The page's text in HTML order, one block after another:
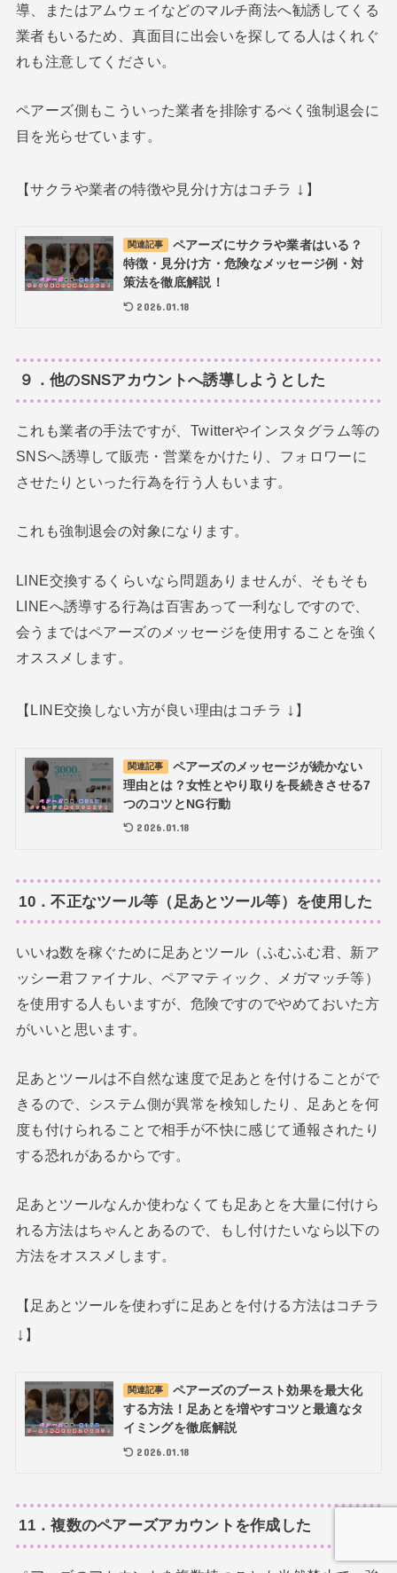
導、またはアムウェイなどのマルチ商法へ勧誘してくる
業者もいるため、真面目に出会いを探してる人はくれぐ
れも注意してください。
ペアーズ側もこういった業者を排除するべく強制退会に
目を光らせています。
【サクラや業者の特徴や見分け方はコチラ ↓ 】
関連記事
ペアーズにサクラや業者はいる？
特徴・見分け方・危険なメッセージ例・対
策法を徹底解説！
2026.01.18
９．他のSNSアカウントへ誘導しようとした
これも業者の手法ですが、Twitterやインスタグラム等の
SNSへ誘導して販売・営業をかけたり、フォロワーに
させたりといった行為を行う人もいます。
これも強制退会の対象になります。
LINE交換するくらいなら問題ありませんが、そもそも
LINEへ誘導する行為は百害あって一利なしですので、
会うまではペアーズのメッセージを使用することを強く
オススメします。
【LINE交換しない方が良い理由はコチラ ↓ 】
関連記事
ペアーズのメッセージが続かない
理由とは？女性とやり取りを長続きさせる7
つのコツとNG行動
2026.01.18
10．不正なツール等（足あとツール等）を使用した
いいね数を稼ぐために足あとツール（ふむふむ君、新ア
ッシー君ファイナル、ペアマティック、メガマッチ等）
を使用する人もいますが、危険ですのでやめておいた方
がいいと思います。
足あとツールは不自然な速度で足あとを付けることがで
きるので、システム側が異常を検知したり、足あとを何
度も付けられることで相手が不快に感じて通報されたり
する恐れがあるからです。
足あとツールなんか使わなくても足あとを大量に付けら
れる方法はちゃんとあるので、もし付けたいなら以下の
方法をオススメします。
【足あとツールを使わずに足あとを付ける方法はコチラ
↓ 】
関連記事
ペアーズのブースト効果を最大化
する方法！足あとを増やすコツと最適なタ
イミングを徹底解説
2026.01.18
11．複数のペアーズアカウントを作成した